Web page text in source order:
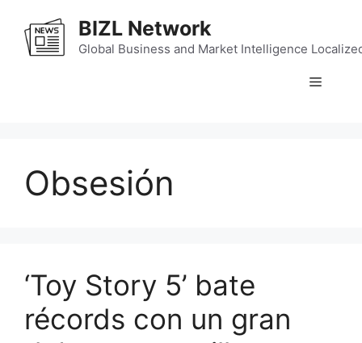
content
BIZL Network
Global Business and Market Intelligence
Menu
Obsesión
‘Toy Story 5’ bate
récords con un gran